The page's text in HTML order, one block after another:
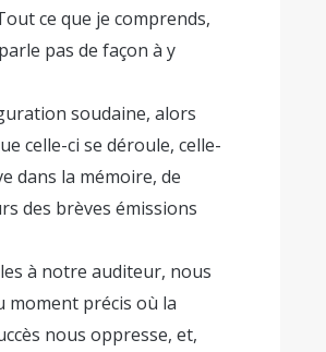
ce que je comprends,
pas de façon à y
soudaine, alors
celle-ci se déroule, celle-
dans la mémoire, de
des brèves émissions
à notre auditeur, nous
moment précis où la
nous oppresse, et,